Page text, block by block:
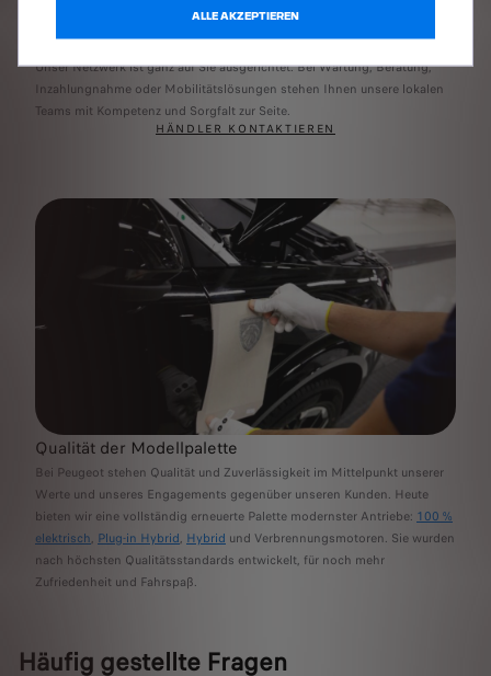
Unser Netzwerk
Unser Netzwerk ist ganz auf Sie ausgerichtet. Bei Wartung, Beratung,
Inzahlungnahme oder Mobilitätslösungen stehen Ihnen unsere lokalen
Teams mit Kompetenz und Sorgfalt zur Seite.
HÄNDLER KONTAKTIEREN
Qualität der Modellpalette
Bei Peugeot stehen Qualität und Zuverlässigkeit im Mittelpunkt unserer
Werte und unseres Engagements gegenüber unseren Kunden. Heute
bieten wir eine vollständig erneuerte Palette modernster Antriebe: 100 %
elektrisch, Plug-in Hybrid, Hybrid und Verbrennungsmotoren. Sie wurden
nach höchsten Qualitätsstandards entwickelt, für noch mehr
Zufriedenheit und Fahrspaß.
Häufig gestellte Fragen
ALLE AKZEPTIEREN